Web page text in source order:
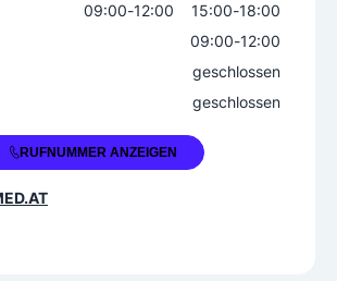
09:00-12:00 15:00-18:00
09:00-12:00
geschlossen
geschlossen
RUFNUMMER ANZEIGEN